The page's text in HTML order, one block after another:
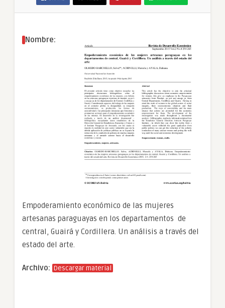
Nombre:
Empoderamiento económico de las mujeres
artesanas paraguayas en los departamentos de
central, Guairá y Cordillera. Un análisis a través del
estado del arte.
Archivo: Descargar material